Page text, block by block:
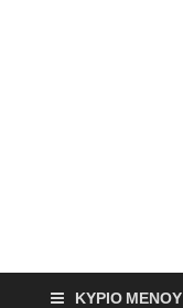
ΚΎΡΙΟ ΜΕΝΟΎ